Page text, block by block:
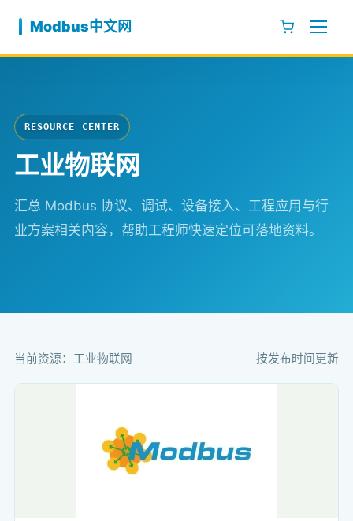
Modbus中文网
RESOURCE CENTER
工业物联网
汇总 Modbus 协议、调试、设备接入、工程应用与行
业方案相关内容，帮助工程师快速定位可落地资料。
当前资源：工业物联网 按发布时间更新